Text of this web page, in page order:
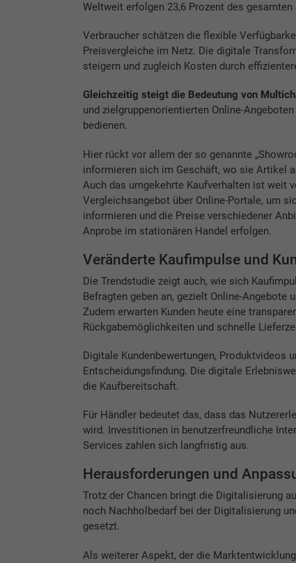
Weltweit erfolgen 23,6 Prozent des
Verbraucher schätzen die flexible
Preisvergleiche im Netz. Die digitale
steigern und zugleich Kosten durch
Gleichzeitig steigt die Bedeutung von
und zielgruppenorientierten Online-
bedienen.
Hier rückt vor allem der so genannte
informieren sich im Geschäft, wo sie Artikel
Auch das umgekehrte Kaufverhalten ist weit
Vergleichsangebot über Online-Portale, um
informieren und die Preise verschiedener
Anprobe im stationären Handel erfolgen.
Veränderte Kaufimpulse und
Die Trendstudie zeigt auch, wie sich
Befragten geben an, gezielt Online-Angebote
Zudem erwarten Kunden heute eine
Rückgabemöglichkeiten und schnelle
Digitale Kundenbewertungen, Produktvideos
Entscheidungsfindung. Die digitale
die Kaufbereitschaft.
Für Händler bedeutet das, dass das
wird. Investitionen in benutzerfreundliche
Services zahlen sich langfristig aus.
Herausforderungen und
Trotz der Chancen bringt die Digitalisierung
noch Nachholbedarf bei der Digitalisierung
gesetzt.
Als weiterer Aspekt, der die